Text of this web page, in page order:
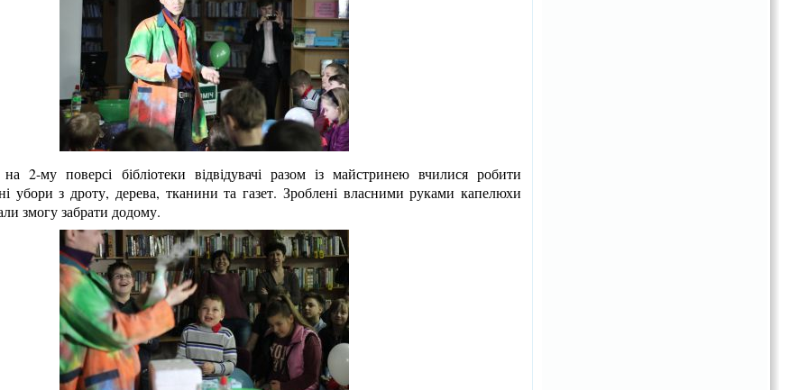
2-му поверсі бібліотеки відвідувачі разом із майстринею вчилися робити
убори з дроту, дерева, тканини та газет. Зроблені власними руками капелюхи
змогу забрати додому.